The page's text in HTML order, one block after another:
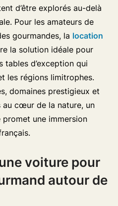
d’être explorés au-delà
Pour les amateurs de
gourmandes, la location
la solution idéale pour
d’exception qui
les régions limitrophes.
domaines prestigieux et
au cœur de la nature, un
une immersion
voiture pour
autour de